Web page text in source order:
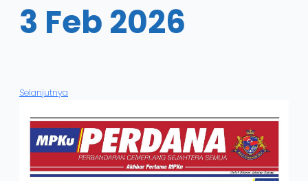
3 Feb 2026
Selanjutnya